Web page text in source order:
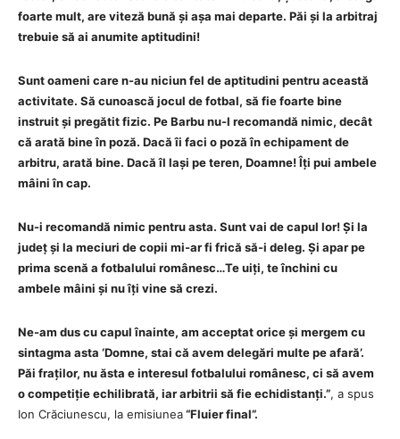
foarte mult, are viteză bună și așa mai departe. Păi și la arbitraj
trebuie să ai anumite aptitudini!
Sunt oameni care n-au niciun fel de aptitudini pentru această
activitate. Să cunoască jocul de fotbal, să fie foarte bine
instruit și pregătit fizic. Pe Barbu nu-l recomandă nimic, decât
că arată bine în poză. Dacă îi faci o poză în echipament de
arbitru, arată bine. Dacă îl lași pe teren, Doamne! Îți pui ambele
mâini în cap.
Nu-i recomandă nimic pentru asta. Sunt vai de capul lor! Și la
județ și la meciuri de copii mi-ar fi frică să-i deleg. Și apar pe
prima scenă a fotbalului românesc…Te uiți, te închini cu
ambele mâini și nu îți vine să crezi.
Ne-am dus cu capul înainte, am acceptat orice și mergem cu
sintagma asta ‘Domne, stai că avem delegări multe pe afară’.
Păi fraților, nu ăsta e interesul fotbalului românesc, ci să avem
o competiție echilibrată, iar arbitrii să fie echidistanți.”, a spus
Ion Crăciunescu, la emisiunea“Fluier final”.